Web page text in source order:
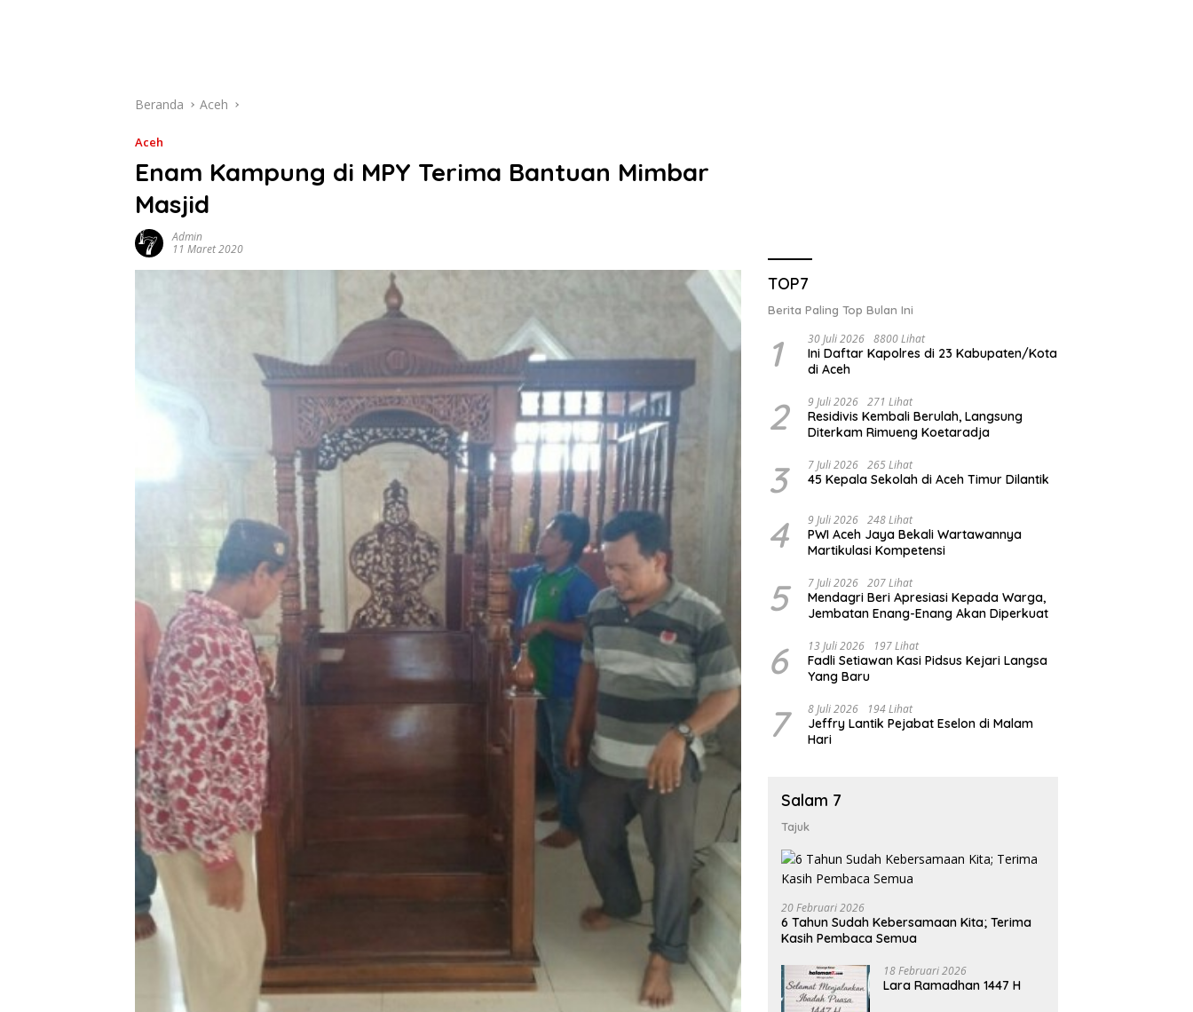
Beranda Aceh
Aceh
Enam Kampung di MPY Terima Bantuan Mimbar
Masjid
Admin
11 Maret 2020
TOP7
Berita Paling Top Bulan Ini
1 30 Juli 2026 8800 Lihat
Ini Daftar Kapolres di 23 Kabupaten/Kota
di Aceh
2 9 Juli 2026 271 Lihat
Residivis Kembali Berulah, Langsung
Diterkam Rimueng Koetaradja
3 7 Juli 2026 265 Lihat
45 Kepala Sekolah di Aceh Timur Dilantik
4 9 Juli 2026 248 Lihat
PWI Aceh Jaya Bekali Wartawannya
Martikulasi Kompetensi
5 7 Juli 2026 207 Lihat
Mendagri Beri Apresiasi Kepada Warga,
Jembatan Enang-Enang Akan Diperkuat
6 13 Juli 2026 197 Lihat
Fadli Setiawan Kasi Pidsus Kejari Langsa
Yang Baru
7 8 Juli 2026 194 Lihat
Jeffry Lantik Pejabat Eselon di Malam
Hari
Salam 7
Tajuk
20 Februari 2026
6 Tahun Sudah Kebersamaan Kita; Terima
Kasih Pembaca Semua
18 Februari 2026
Lara Ramadhan 1447 H